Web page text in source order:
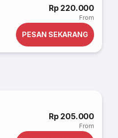
Rp 220.000
From
PESAN SEKARANG
Rp 205.000
From